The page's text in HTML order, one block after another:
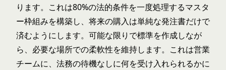
ります。これは80%の法的条件を一度処理するマスタ
ー枠組みを構築し、将来の購入は単純な発注書だけで
済むようにします。可能な限りで標準を作成しなが
ら、必要な場所での柔軟性を維持します。これは営業
チームに、法務の待機なしに何を受け入れられるかに